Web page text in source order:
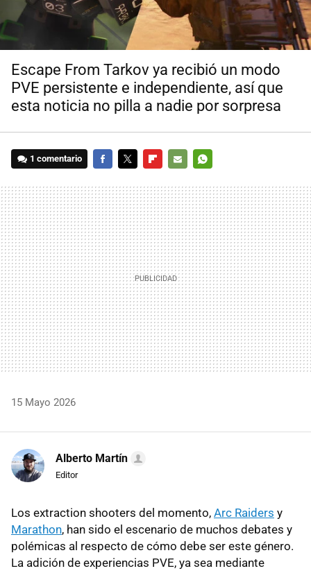
Escape From Tarkov ya recibió un modo
PVE persistente e independiente, así que
esta noticia no pilla a nadie por sorpresa
1 comentario
MAIL
15 Mayo 2026
Alberto Martín
Editor
Los extraction shooters del momento, Arc Raiders y
Marathon, han sido el escenario de muchos debates y
polémicas al respecto de cómo debe ser este género.
La adición de experiencias PVE, ya sea mediante